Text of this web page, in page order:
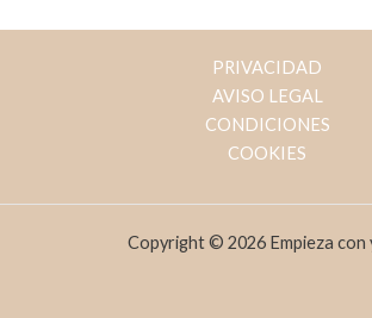
PRIVACIDAD
AVISO LEGAL
CONDICIONES
COOKIES
Copyright © 2026 Empieza con